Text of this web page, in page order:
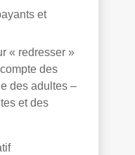
et
« redresser »
des
des adultes –
et des